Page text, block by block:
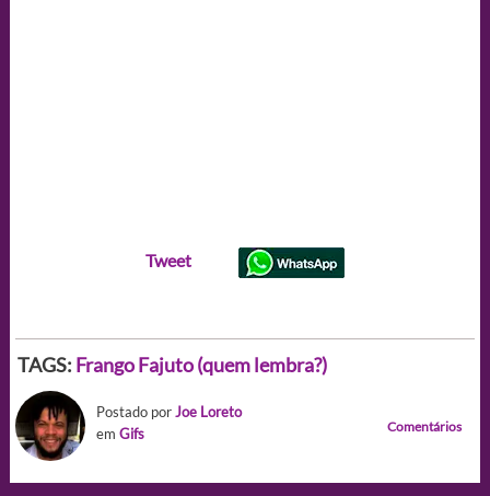
Tweet
TAGS: Frango Fajuto (quem lembra?)
Postado porJoe Loreto
em Gifs Comentários